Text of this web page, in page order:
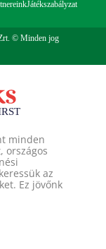
Játékszabályzat
© Minden jog
minden
országos
az
Ez jövőnk